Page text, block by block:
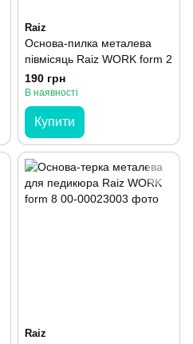
Raiz
Основа-пилка металева
півмісяць Raiz WORK form 2
190 грн
В наявності
Купити
Raiz